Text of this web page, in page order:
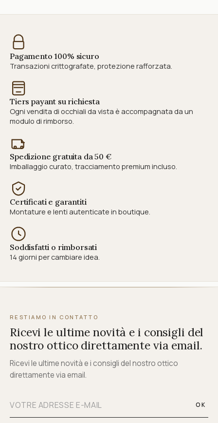
Pagamento 100% sicuro
Transazioni crittografate, protezione rafforzata.
Tiers payant su richiesta
Ogni vendita di occhiali da vista è accompagnata da un
modulo di rimborso.
Spedizione gratuita da 50 €
Imballaggio curato, tracciamento premium incluso.
Certificati e garantiti
Montature e lenti autenticate in boutique.
Soddisfatti o rimborsati
14 giorni per cambiare idea.
RESTIAMO IN CONTATTO
Ricevi le ultime novità e i consigli del
nostro ottico direttamente via email.
Ricevi le ultime novità e i consigli del nostro ottico
direttamente via email.
OK